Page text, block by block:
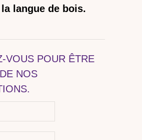
langue de bois.
VOUS POUR ÊTRE
NOS